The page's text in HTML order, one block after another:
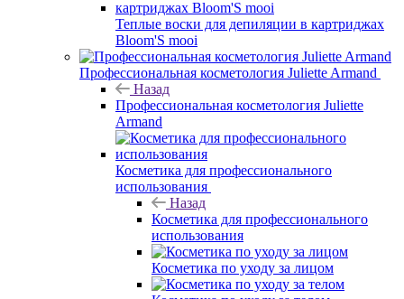
Теплые воски для депиляции в картриджах
Bloom'S mooi
Профессиональная косметология Juliette Armand
Назад
Профессиональная косметология Juliette
Armand
Косметика для профессионального
использования
Назад
Косметика для профессионального
использования
Косметика по уходу за лицом